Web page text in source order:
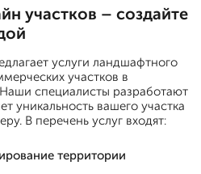
участков – создайте
услуги ландшафтного
участков в
специалисты разработают
уникальность вашего участка
В перечень услуг входят:
территории